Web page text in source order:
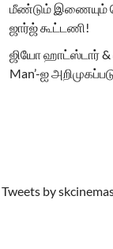
மீண்டும் இணையும்
ஜார்ஜ் கூட்டணி!
ஜியோ ஹாட்ஸ்டார் &
Man’-ஐ
Tweets by